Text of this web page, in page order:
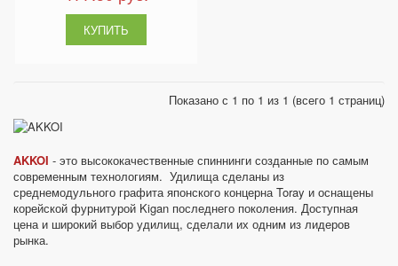
AKKOI - это высококачественные спиннинги созданные по самым
современным технологиям. Удилища сделаны из
среднемодульного графита японского концерна Toray и оснащены
корейской фурнитурой Kigan последнего поколения. Доступная
цена и широкий выбор удилищ, сделали их одним из лидеров
рынка.
Показано с 1 по 1 из 1 (всего 1 страниц)